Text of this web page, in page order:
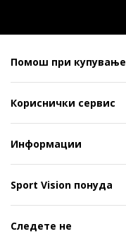
Помош при купување
Кориснички сервис
Информации
Sport Vision понуда
Следете не